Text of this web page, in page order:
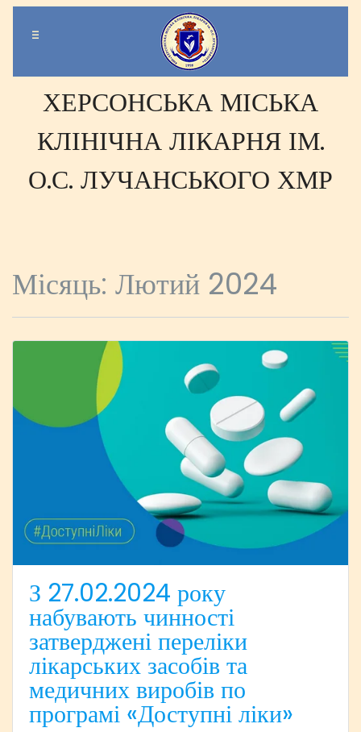
-
-
-
ХЕРСОНСЬКА МІСЬКА
КЛІНІЧНА ЛІКАРНЯ ІМ.
О.С. ЛУЧАНСЬКОГО ХМР
Місяць: Лютий 2024
З 27.02.2024 року
набувають чинності
затверджені переліки
лікарських засобів та
медичних виробів по
програмі «Доступні ліки»